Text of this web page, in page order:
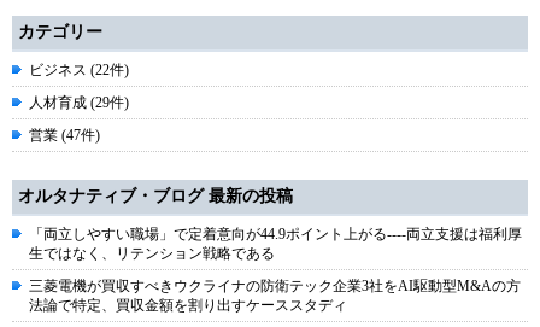
カテゴリー
ビジネス (22件)
人材育成 (29件)
営業 (47件)
オルタナティブ・ブログ 最新の投稿
「両立しやすい職場」で定着意向が44.9ポイント上がる----両立支援は福利厚
生ではなく、リテンション戦略である
三菱電機が買収すべきウクライナの防衛テック企業3社をAI駆動型M&Aの方
法論で特定、買収金額を割り出すケーススタディ